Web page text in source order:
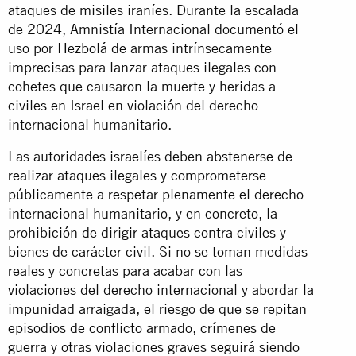
ataques de misiles iraníes. Durante la escalada
de 2024, Amnistía Internacional documentó el
uso por Hezbolá de armas intrínsecamente
imprecisas para lanzar ataques ilegales con
cohetes que causaron la muerte y heridas a
civiles en Israel en violación del derecho
internacional humanitario.
Las autoridades israelíes deben abstenerse de
realizar ataques ilegales y comprometerse
públicamente a respetar plenamente el derecho
internacional humanitario, y en concreto, la
prohibición de dirigir ataques contra civiles y
bienes de carácter civil. Si no se toman medidas
reales y concretas para acabar con las
violaciones del derecho internacional y abordar la
impunidad arraigada, el riesgo de que se repitan
episodios de conflicto armado, crímenes de
guerra y otras violaciones graves seguirá siendo